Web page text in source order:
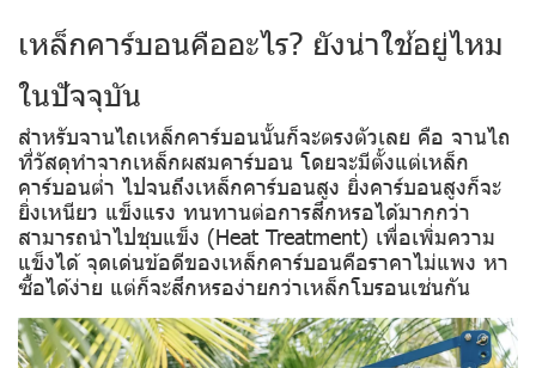
เหล็กคาร์บอนคืออะไร? ยังน่าใช้อยู่ไหม
ในปัจจุบัน
สำหรับจานไถเหล็กคาร์บอนนั้นก็จะตรงตัวเลย คือ จานไถ
ที่วัสดุทำจากเหล็กผสมคาร์บอน โดยจะมีตั้งแต่เหล็ก
คาร์บอนต่ำ ไปจนถึงเหล็กคาร์บอนสูง ยิ่งคาร์บอนสูงก็จะ
ยิ่งเหนียว แข็งแรง ทนทานต่อการสึกหรอได้มากกว่า
สามารถนำไปชุบแข็ง (Heat Treatment) เพื่อเพิ่มความ
แข็งได้ จุดเด่นข้อดีของเหล็กคาร์บอนคือราคาไม่แพง หา
ซื้อได้ง่าย แต่ก็จะสึกหรอง่ายกว่าเหล็กโบรอนเช่นกัน